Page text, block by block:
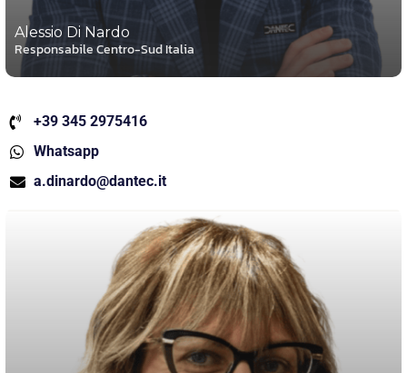
Alessio Di Nardo
Responsabile Centro-Sud Italia
+39 345 2975416
Whatsapp
a.dinardo@dantec.it